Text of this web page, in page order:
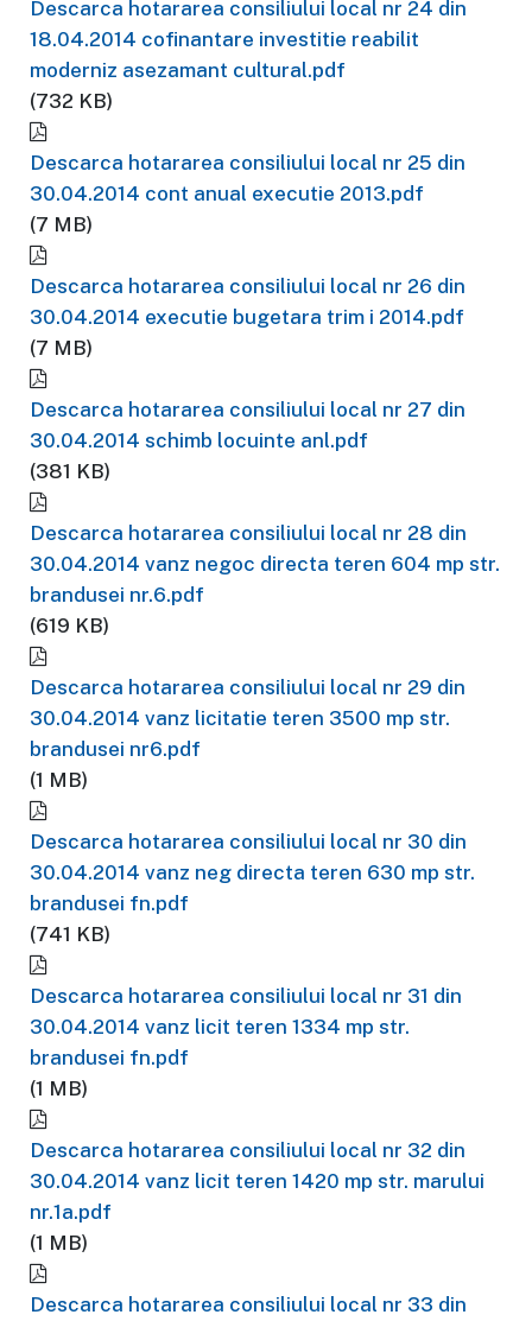
Descarca hotararea consiliului local nr 24 din
18.04.2014 cofinantare investitie reabilit
moderniz asezamant cultural.pdf
(732 KB)
Descarca hotararea consiliului local nr 25 din
30.04.2014 cont anual executie 2013.pdf
(7 MB)
Descarca hotararea consiliului local nr 26 din
30.04.2014 executie bugetara trim i 2014.pdf
(7 MB)
Descarca hotararea consiliului local nr 27 din
30.04.2014 schimb locuinte anl.pdf
(381 KB)
Descarca hotararea consiliului local nr 28 din
30.04.2014 vanz negoc directa teren 604 mp str.
brandusei nr.6.pdf
(619 KB)
Descarca hotararea consiliului local nr 29 din
30.04.2014 vanz licitatie teren 3500 mp str.
brandusei nr6.pdf
(1 MB)
Descarca hotararea consiliului local nr 30 din
30.04.2014 vanz neg directa teren 630 mp str.
brandusei fn.pdf
(741 KB)
Descarca hotararea consiliului local nr 31 din
30.04.2014 vanz licit teren 1334 mp str.
brandusei fn.pdf
(1 MB)
Descarca hotararea consiliului local nr 32 din
30.04.2014 vanz licit teren 1420 mp str. marului
nr.1a.pdf
(1 MB)
Descarca hotararea consiliului local nr 33 din